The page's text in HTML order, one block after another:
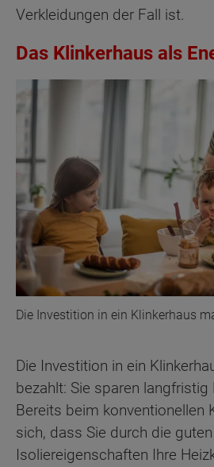
Verkleidungen der Fall ist.
Das Klinkerhaus als
Die Investition in ein Klinkerhaus
Die Investition in ein
bezahlt: Sie sparen langfristig
Bereits beim konventionellen
sich, dass Sie durch die guten
Isoliereigenschaften Ihre